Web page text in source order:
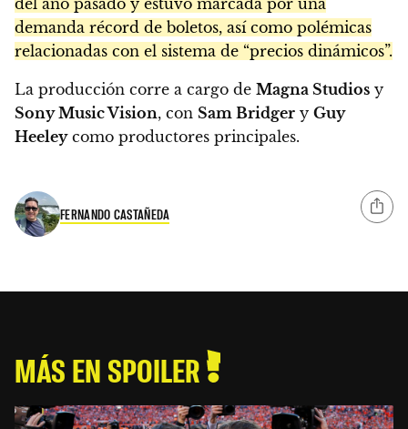
del año pasado y estuvo marcada por una
demanda récord de boletos, así como polémicas
relacionadas con el sistema de “precios dinámicos”.
La producción corre a cargo de Magna Studios y
Sony Music Vision, con Sam Bridger y Guy
Heeleycomo productores principales.
FERNANDO CASTAÑEDA
MÁS EN SPOILER